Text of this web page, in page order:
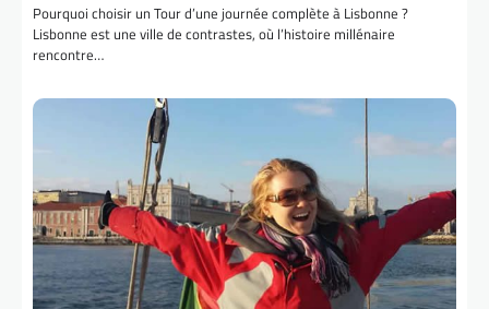
Pourquoi choisir un Tour d’une journée complète à Lisbonne ?
Lisbonne est une ville de contrastes, où l’histoire millénaire
rencontre…